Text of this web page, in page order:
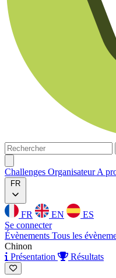
Rechercher
Challenges OrganisateurA
FR
FR EN
ES
Se connecter
Évènements Tous les
Chinon
Présentation
Résultats